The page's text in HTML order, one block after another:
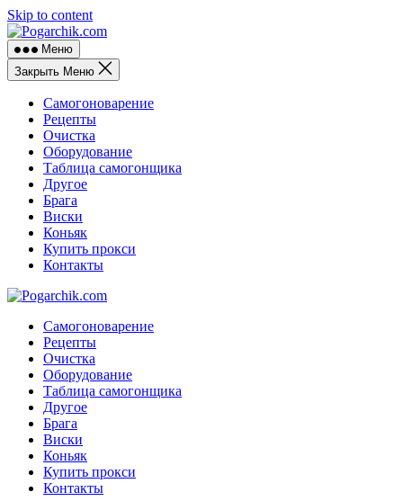
Skip to content
Меню
Закрыть Меню
Самогоноварение
Рецепты
Очистка
Оборудование
Таблица самогонщика
Другое
Брага
Виски
Коньяк
Купить прокси
Контакты
Самогоноварение
Рецепты
Очистка
Оборудование
Таблица самогонщика
Другое
Брага
Виски
Коньяк
Купить прокси
Контакты